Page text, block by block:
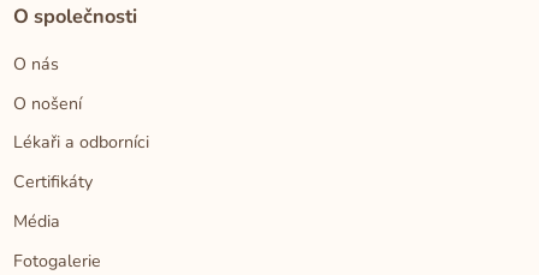
O společnosti
O nás
O nošení
Lékaři a odborníci
Certifikáty
Média
Fotogalerie